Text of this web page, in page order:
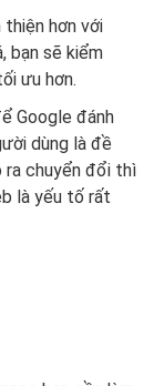
thiện hơn với
bạn sẽ kiểm
ưu hơn.
Google đánh
dùng là đề
ra chuyển đổi thì
là yếu tố rất